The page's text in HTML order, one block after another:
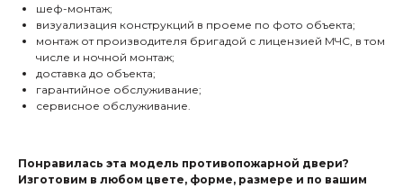
шеф-монтаж;
визуализация конструкций в проеме по фото объекта;
монтаж от производителя бригадой с лицензией МЧС, в том
числе и ночной монтаж;
доставка до объекта;
гарантийное обслуживание;
сервисное обслуживание.
Понравилась эта модель противопожарной двери?
Изготовим в любом цвете, форме, размере и по вашим